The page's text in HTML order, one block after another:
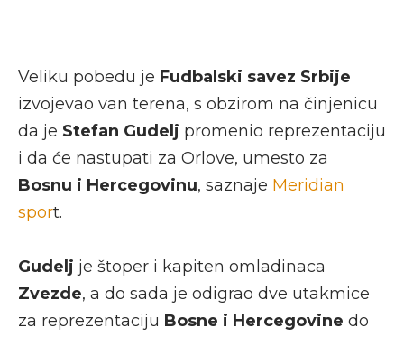
Veliku pobedu je Fudbalski savez Srbije
izvojevao van terena, s obzirom na činjenicu
da je Stefan Gudelj promenio reprezentaciju
i da će nastupati za Orlove, umesto za
Bosnu i Hercegovinu, saznaje Meridian
sport.
Gudelj je štoper i kapiten omladinaca
Zvezde, a do sada je odigrao dve utakmice
za reprezentaciju Bosne i Hercegovine do